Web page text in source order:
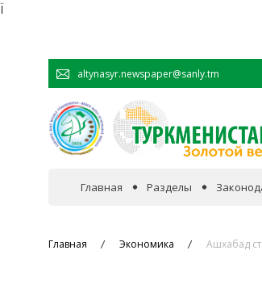
Ï
altynasyr.newspaper@sanly.tm
Главная Разделы
Главная Экономика Ашхабад